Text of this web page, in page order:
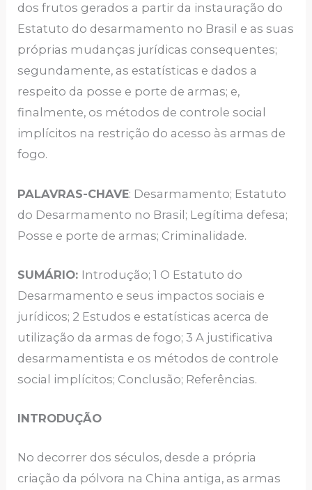
dos frutos gerados a partir da instauração do
Estatuto do desarmamento no Brasil e as suas
próprias mudanças jurídicas consequentes;
segundamente, as estatísticas e dados a
respeito da posse e porte de armas; e,
finalmente, os métodos de controle social
implícitos na restrição do acesso às armas de
fogo.
PALAVRAS-CHAVE: Desarmamento; Estatuto
do Desarmamento no Brasil; Legítima defesa;
Posse e porte de armas; Criminalidade.
SUMÁRIO: Introdução; 1 O Estatuto do
Desarmamento e seus impactos sociais e
jurídicos; 2 Estudos e estatísticas acerca de
utilização da armas de fogo; 3 A justificativa
desarmamentista e os métodos de controle
social implícitos; Conclusão; Referências.
INTRODUÇÃO
No decorrer dos séculos, desde a própria
criação da pólvora na China antiga, as armas